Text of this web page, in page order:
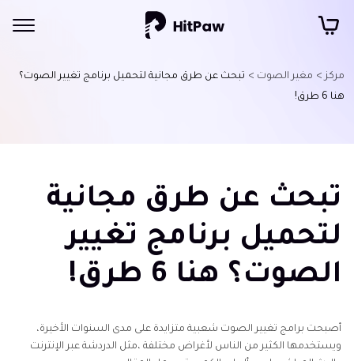
مركز > مغير الصوت > تبحث عن طرق مجانية لتحميل برنامج تغيير الصوت؟
هنا 6 طرق!
تبحث عن طرق مجانية
لتحميل برنامج تغيير
الصوت؟ هنا 6 طرق!
أصبحت برامج تغيير الصوت شعبية متزايدة على مدى السنوات الأخيرة،
ويستخدمها الكثير من الناس لأغراض مختلفة ،مثل الدردشة عبر الإنترنت